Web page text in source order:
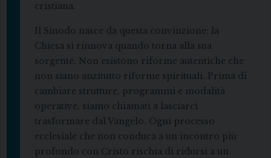
cristiana.
Il Sinodo nasce da questa convinzione: la
Chiesa si rinnova quando torna alla sua
sorgente. Non esistono riforme autentiche che
non siano anzitutto riforme spirituali. Prima di
cambiare strutture, programmi e modalità
operative, siamo chiamati a lasciarci
trasformare dal Vangelo. Ogni processo
ecclesiale che non conduca a un incontro più
profondo con Cristo rischia di ridursi a un